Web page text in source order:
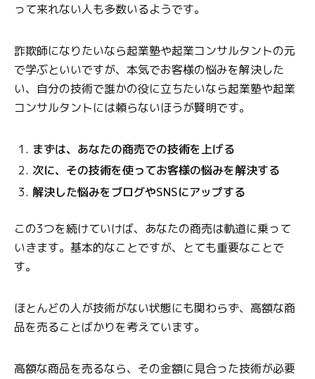
って来れない人も多数いるようです。
詐欺師になりたいなら起業塾や起業コンサルタントの元
で学ぶといいですが、本気でお客様の悩みを解決した
い、自分の技術で誰かの役に立ちたいなら起業塾や起業
コンサルタントには頼らないほうが賢明です。
まずは、あなたの商売での技術を上げる
次に、その技術を使ってお客様の悩みを解決する
解決した悩みをブログやSNSにアップする
この3つを続けていけば、あなたの商売は軌道に乗って
いきます。基本的なことですが、とても重要なことで
す。
ほとんどの人が技術がない状態にも関わらず、高額な商
品を売ることばかりを考えています。
高額な商品を売るなら、その金額に見合った技術が必要